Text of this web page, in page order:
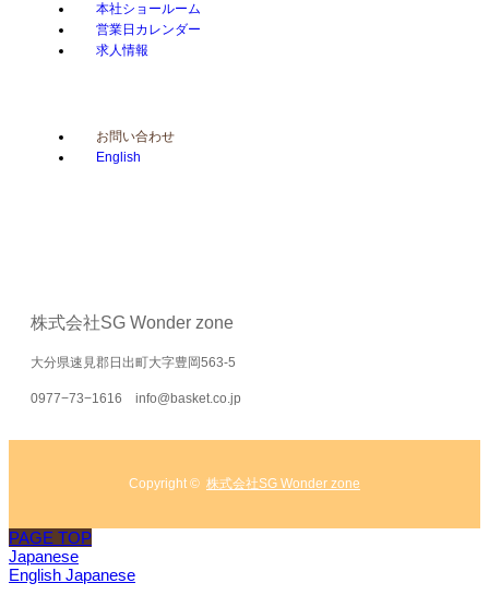
本社ショールーム
営業日カレンダー
求人情報
お問い合わせ
English
株式会社SG Wonder zone
大分県速見郡日出町大字豊岡563-5
0977−73−1616 info@basket.co.jp
Copyright © 株式会社SG Wonder zone
PAGE TOP
Japanese
English Japanese